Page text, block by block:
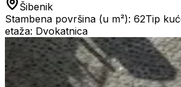
Šibenik
Stambena površina (u m²): 62Tip
etaža: Dvokatnica